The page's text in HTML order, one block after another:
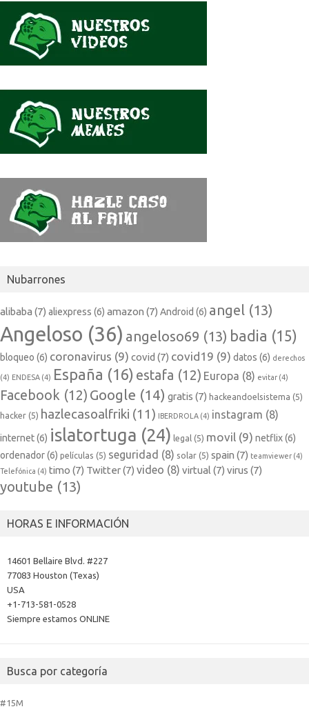
Nubarrones
alibaba (7) aliexpress (6) amazon (7) Android (6) angel (13)
Angeloso (36) angeloso69 (13) badia (15)
bloqueo (6) coronavirus (9) covid (7) covid19 (9) datos (6) derechos
(4) ENDESA (4) España (16) estafa (12) Europa (8) evitar (4)
Facebook (12) Google (14) gratis (7) hackeandoelsistema (5)
hacker (5) hazlecasoalfriki (11) IBERDROLA (4) instagram (8)
internet(6) islatortuga (24) legal (5) movil (9) netflix(6)
ordenador(6) películas (5) seguridad (8) solar (5) spain (7) teamviewer (4)
Telefónica (4) timo (7) Twitter(7) video (8) virtual (7) virus (7)
youtube (13)
HORAS E INFORMACIÓN
14601 Bellaire Blvd. #227
77083 Houston (Texas)
USA
+1-713-581-0528
Siempre estamos ONLINE
Busca por categoría
#15M